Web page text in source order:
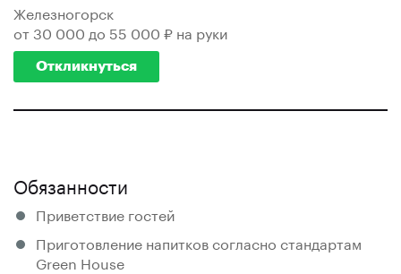
Железногорск
от 30 000 до 55 000 ₽ на руки
Откликнуться
Обязанности
Приветствие гостей
Приготовление напитков согласно стандартам
Green House